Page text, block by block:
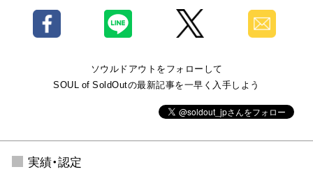
ソウルドアウトをフォローして
SOUL of SoldOutの最新記事を一早く入手しよう
実績・認定